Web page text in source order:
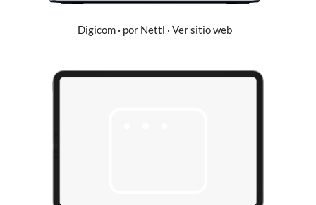
Digicom · por Nettl · Ver sitio web